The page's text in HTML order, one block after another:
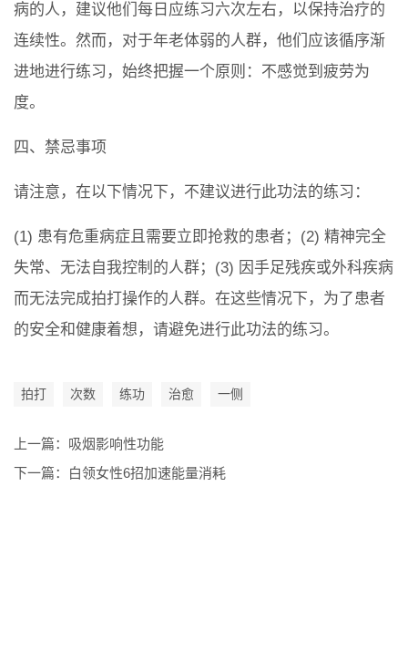
病的人，建议他们每日应练习六次左右，以保持治疗的
连续性。然而，对于年老体弱的人群，他们应该循序渐
进地进行练习，始终把握一个原则：不感觉到疲劳为
度。
四、禁忌事项
请注意，在以下情况下，不建议进行此功法的练习：
(1) 患有危重病症且需要立即抢救的患者；(2) 精神完全
失常、无法自我控制的人群；(3) 因手足残疾或外科疾病
而无法完成拍打操作的人群。在这些情况下，为了患者
的安全和健康着想，请避免进行此功法的练习。
拍打 次数 练功 治愈 一侧
上一篇： 吸烟影响性功能
下一篇：
白领女性6招加速能量消耗